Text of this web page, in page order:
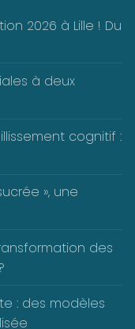
2026 à Lille ! Du
à deux
cognitif :
», une
des
: des modèles